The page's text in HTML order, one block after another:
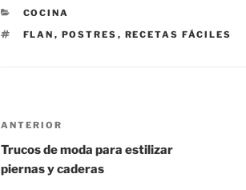
CATEGORÍAS
COCINA
ETIQUETAS
FLAN , POSTRES , RECETAS FÁCILES
Navegación
de
entradas
Entrada
anterior:
ANTERIOR
Trucos de moda para estilizar
piernas y caderas